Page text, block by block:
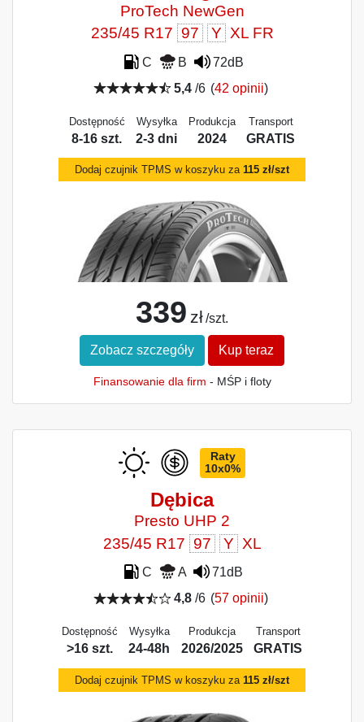
ProTech NewGen
235/45 R17 97 Y XL FR
C B
72dB
5,4/6 (42 opinii)
Dostępność
8-16 szt.
Wysyłka
2-3 dni
Produkcja
2024
Transport
GRATIS
Dodaj czujnik TPMS w koszyku za 115 zł/szt
339 zł /szt.
Zobacz szczegóły Kup teraz
Finansowanie dla firm - MŚP i floty
Raty
10x0%
Dębica
Presto UHP 2
235/45 R17 97 Y XL
C A
71dB
4,8/6 (57 opinii)
Dostępność
>16 szt.
Wysyłka
24-48h
Produkcja
2026/2025
Transport
GRATIS
Dodaj czujnik TPMS w koszyku za 115 zł/szt